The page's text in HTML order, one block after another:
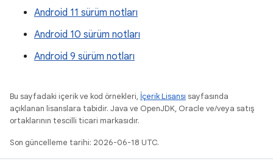
Android 11 sürüm notları
Android 10 sürüm notları
Android 9 sürüm notları
Bu sayfadaki içerik ve kod örnekleri, İçerik Lisansı sayfasında
açıklanan lisanslara tabidir. Java ve OpenJDK, Oracle ve/veya satış
ortaklarının tescilli ticari markasıdır.
Son güncelleme tarihi: 2026-06-18 UTC.